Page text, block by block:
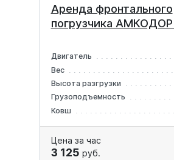
Аренда фронтального
погрузчика
Двигатель
Вес
Высота разгрузки
Грузоподъемность
Ковш
Цена за час
3 125 руб.